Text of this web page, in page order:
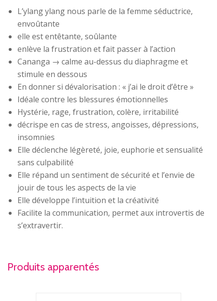
L’ylang ylang nous parle de la femme séductrice,
envoûtante
elle est entêtante, soûlante
enlève la frustration et fait passer à l’action
Cananga → calme au-dessus du diaphragme et
stimule en dessous
En donner si dévalorisation : « j’ai le droit d’être »
Idéale contre les blessures émotionnelles
Hystérie, rage, frustration, colère, irritabilité
décrispe en cas de stress, angoisses, dépressions,
insomnies
Elle déclenche légèreté, joie, euphorie et sensualité
sans culpabilité
Elle répand un sentiment de sécurité et l’envie de
jouir de tous les aspects de la vie
Elle développe l’intuition et la créativité
Facilite la communication, permet aux introvertis de
s’extravertir.
Produits apparentés